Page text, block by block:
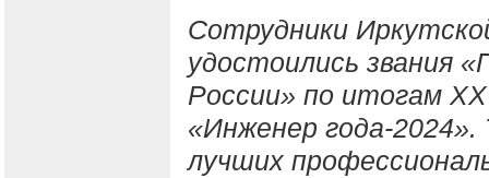
Сотрудники
удостоились звания
России» по итогам
«Инженер года-
лучших